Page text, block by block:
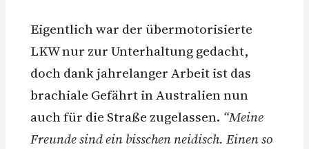
Eigentlich war der übermotorisierte
LKW nur zur Unterhaltung gedacht,
doch dank jahrelanger Arbeit ist das
brachiale Gefährt in Australien nun
auch für die Straße zugelassen. “Meine
Freunde sind ein bisschen neidisch. Einen so